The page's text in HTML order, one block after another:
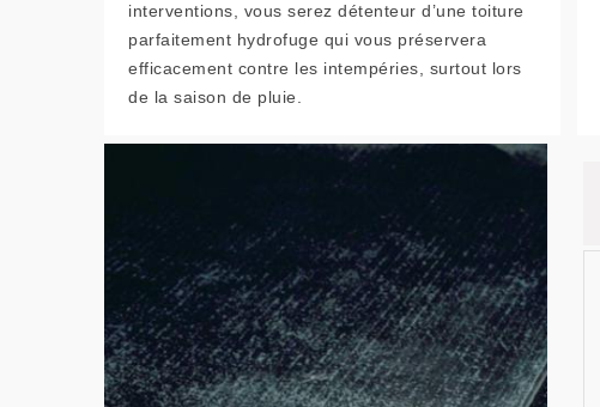
interventions, vous serez détenteur d’une toiture
parfaitement hydrofuge qui vous préservera
efficacement contre les intempéries, surtout lors
de la saison de pluie.